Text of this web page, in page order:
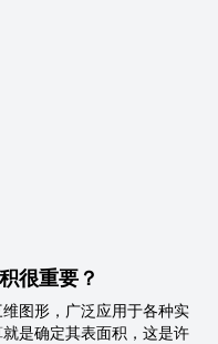
很重要？
图形，广泛应用于各种实
是确定其表面积，这是许